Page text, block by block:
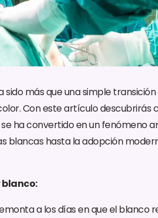
más que una simple
Con este artículo descubrirás
ha convertido en un fenómeno
blancas hasta la adopción
blanco:
a los días en que el blanco